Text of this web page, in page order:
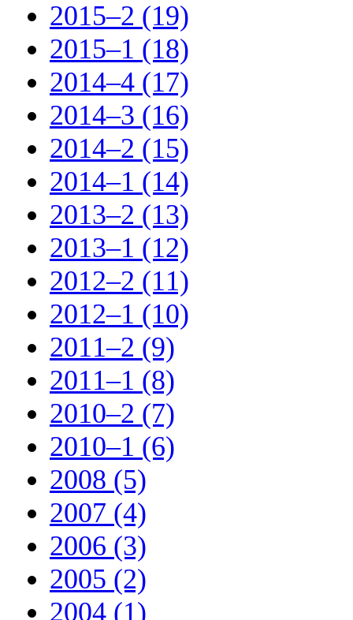
2015–2 (19)
2015–1 (18)
2014–4 (17)
2014–3 (16)
2014–2 (15)
2014–1 (14)
2013–2 (13)
2013–1 (12)
2012–2 (11)
2012–1 (10)
2011–2 (9)
2011–1 (8)
2010–2 (7)
2010–1 (6)
2008 (5)
2007 (4)
2006 (3)
2005 (2)
2004 (1)